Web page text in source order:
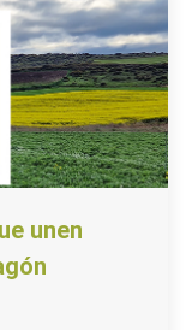
unen